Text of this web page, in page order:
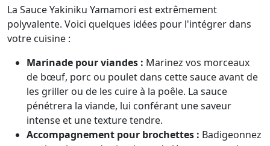
La Sauce Yakiniku Yamamori est extrêmement
polyvalente. Voici quelques idées pour l'intégrer dans
votre cuisine :
Marinade pour viandes : Marinez vos morceaux
de bœuf, porc ou poulet dans cette sauce avant de
les griller ou de les cuire à la poêle. La sauce
pénétrera la viande, lui conférant une saveur
intense et une texture tendre.
Accompagnement pour brochettes : Badigeonnez